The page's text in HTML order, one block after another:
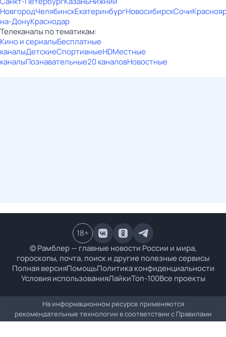
НовгородЧелябинскЕкатеринбургНовосибирскСочи
на-ДонуКраснодар
Телеканалы по тематикам:
Кино и сериалыБесплатные
каналыДетскиеСпортивныеHDМестные
каналыПознавательные20 каналовНовостные
© Рамблер — главные новости России и мира,
гороскопы, почта, поиск и другие полезные сервисы
Полная версияПомощьПолитика конфиденциальности
Условия использованияЛайкиТоп-100Все проекты
18+
На информационном ресурсе применяются
рекомендательные технологии в соответствии с Правилами